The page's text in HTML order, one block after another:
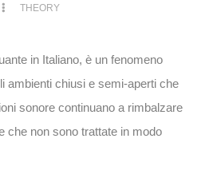
THEORY
in Italiano, è un fenomeno
ambienti chiusi e semi-aperti che
sonore continuano a rimbalzare
che non sono trattate in modo